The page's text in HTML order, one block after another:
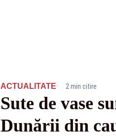
ACTUALITATE· 2 min citire
Sute de vase
Dunării din